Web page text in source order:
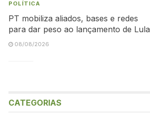
POLÍTICA
PT mobiliza aliados, bases e redes
para dar peso ao lançamento de Lula
08/08/2026
CATEGORIAS